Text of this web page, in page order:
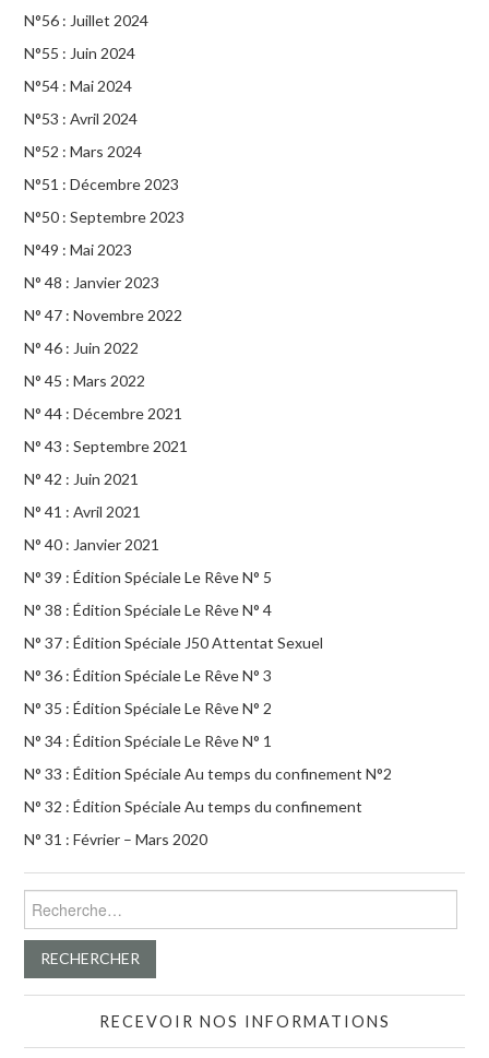
N°56 : Juillet 2024
N°55 : Juin 2024
N°54 : Mai 2024
N°53 : Avril 2024
N°52 : Mars 2024
N°51 : Décembre 2023
N°50 : Septembre 2023
N°49 : Mai 2023
N° 48 : Janvier 2023
N° 47 : Novembre 2022
N° 46 : Juin 2022
N° 45 : Mars 2022
N° 44 : Décembre 2021
N° 43 : Septembre 2021
N° 42 : Juin 2021
N° 41 : Avril 2021
N° 40 : Janvier 2021
N° 39 : Édition Spéciale Le Rêve N° 5
N° 38 : Édition Spéciale Le Rêve N° 4
N° 37 : Édition Spéciale J50 Attentat Sexuel
N° 36 : Édition Spéciale Le Rêve N° 3
N° 35 : Édition Spéciale Le Rêve N° 2
N° 34 : Édition Spéciale Le Rêve N° 1
N° 33 : Édition Spéciale Au temps du confinement N°2
N° 32 : Édition Spéciale Au temps du confinement
N° 31 : Février – Mars 2020
RECEVOIR NOS INFORMATIONS